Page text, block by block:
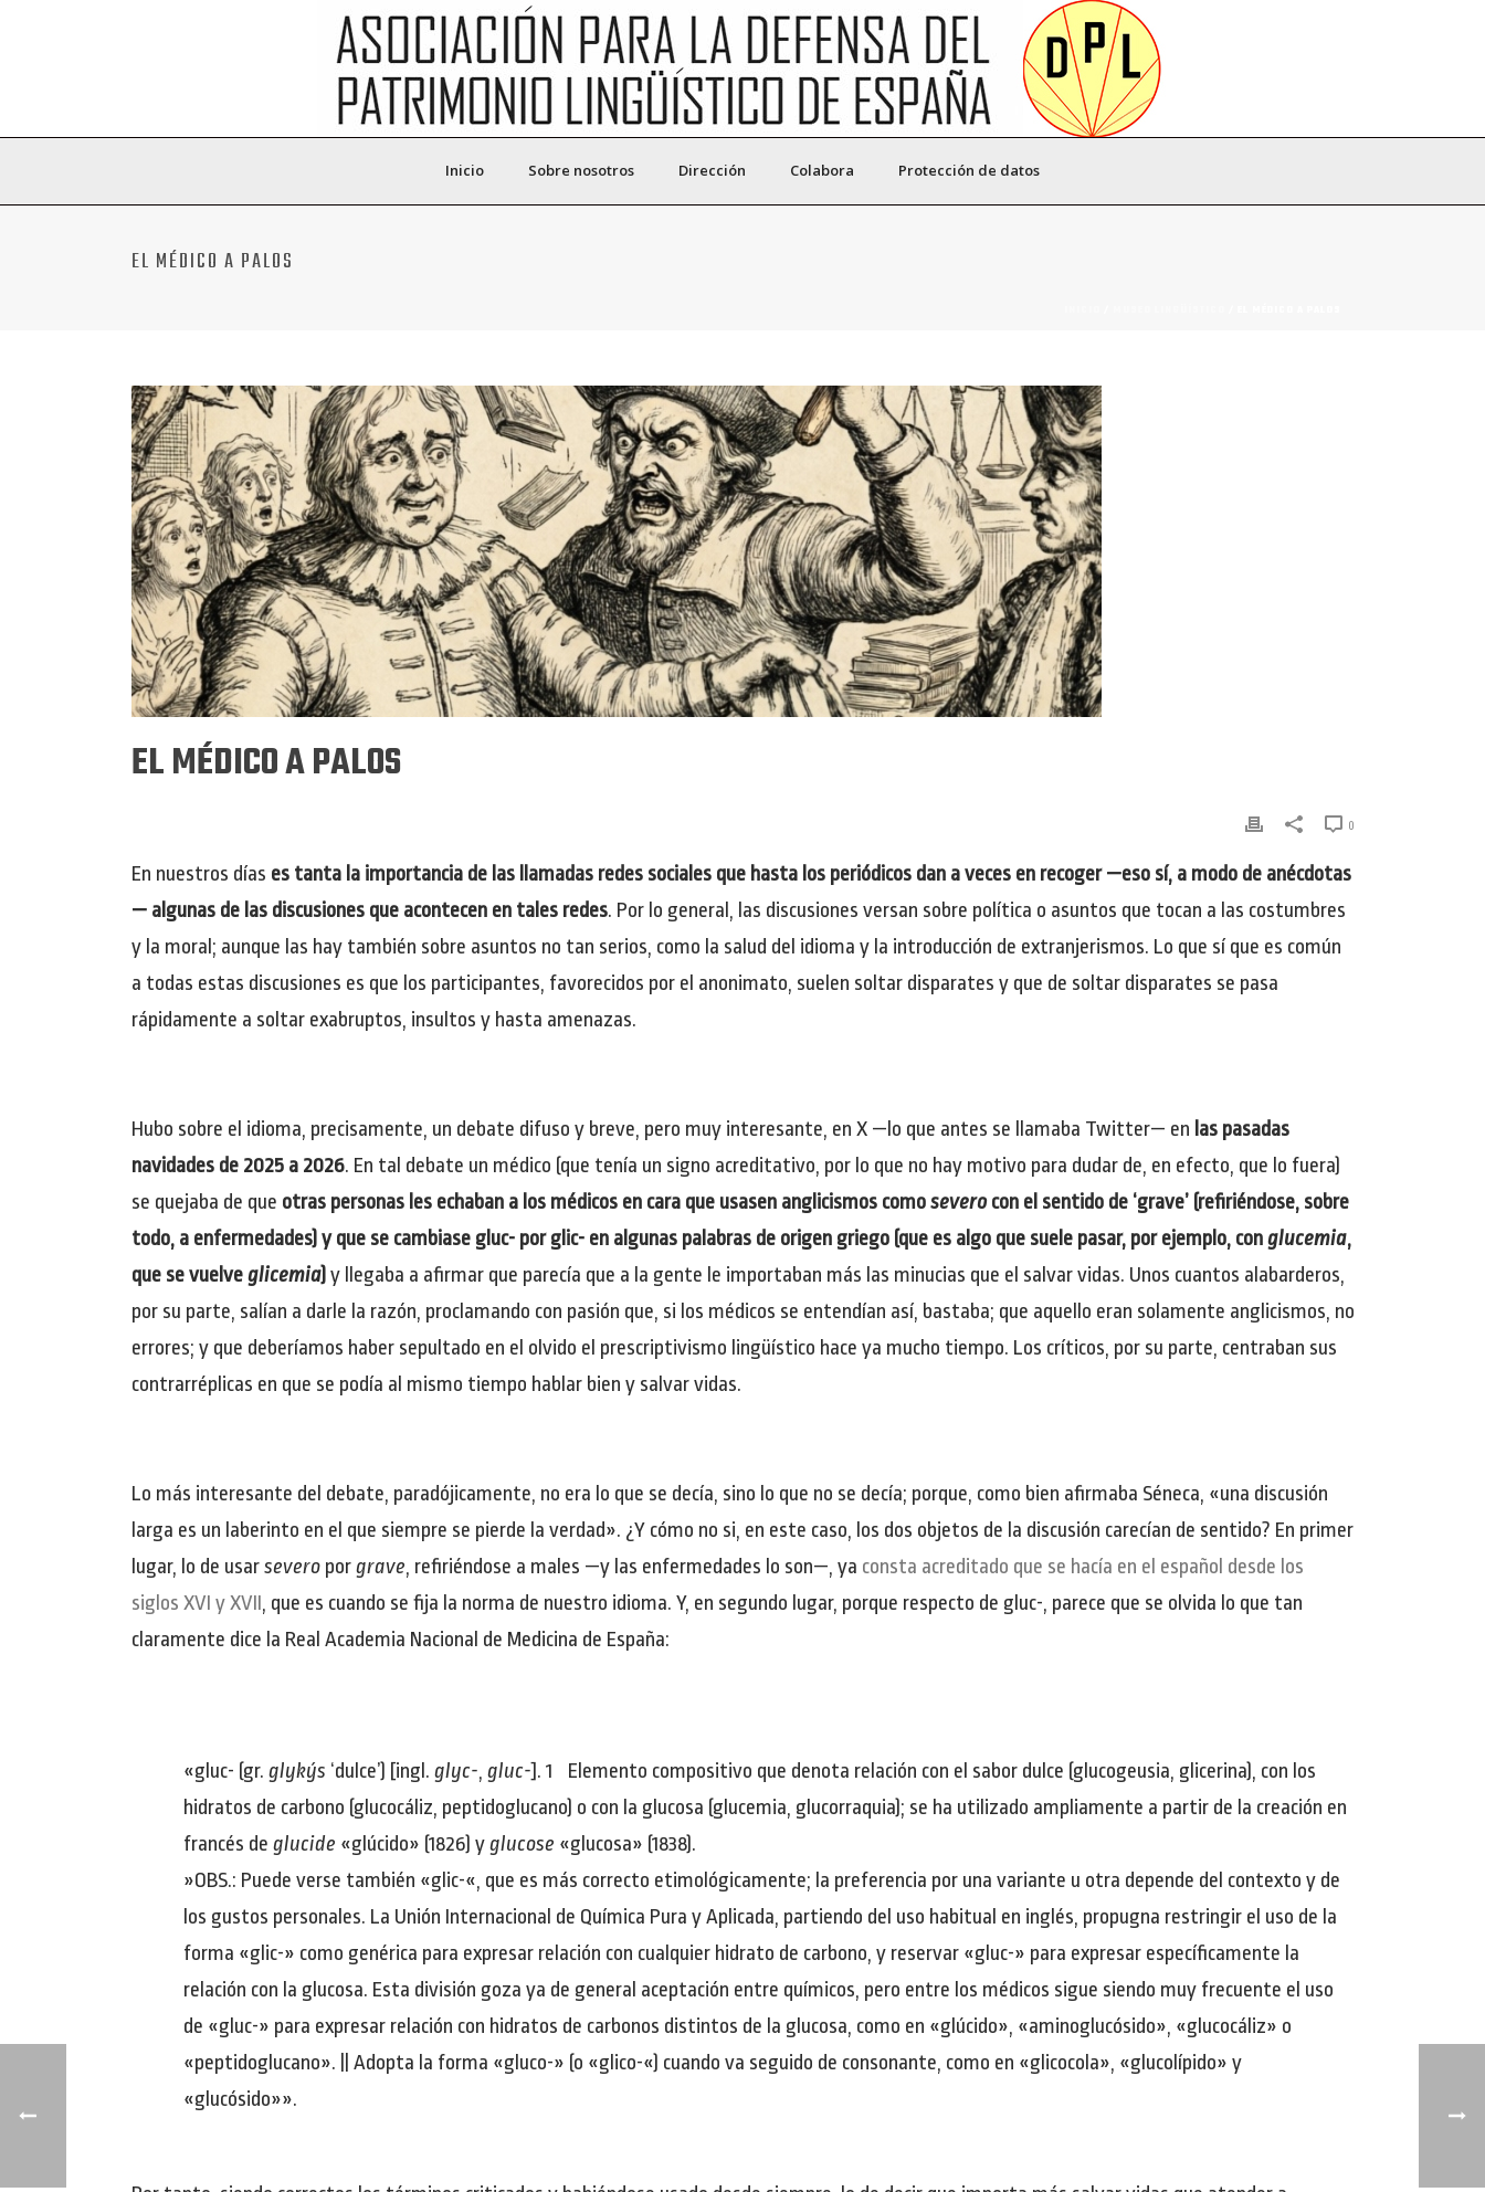
Inicio Sobre nosotros Dirección Colabora Protección de datos
EL MÉDICO A PALOS
EL MÉDICO A PALOS
0
En nuestros días es tanta la importancia de las llamadas redes sociales que hasta los periódicos dan a veces en recoger —eso sí, a modo de anécdotas
— algunas de las discusiones que acontecen en tales redes. Por lo general, las discusiones versan sobre política o asuntos que tocan a las costumbres
y la moral; aunque las hay también sobre asuntos no tan serios, como la salud del idioma y la introducción de extranjerismos. Lo que sí que es común
a todas estas discusiones es que los participantes, favorecidos por el anonimato, suelen soltar disparates y que de soltar disparates se pasa
rápidamente a soltar exabruptos, insultos y hasta amenazas.
Hubo sobre el idioma, precisamente, un debate difuso y breve, pero muy interesante, en X —lo que antes se llamaba Twitter— en las pasadas
navidades de 2025 a 2026. En tal debate un médico (que tenía un signo acreditativo, por lo que no hay motivo para dudar de, en efecto, que lo fuera)
se quejaba de que otras personas les echaban a los médicos en cara que usasen anglicismos comoseverocon el sentido de ‘grave’ (refiriéndose, sobre
todo, a enfermedades) y que se cambiase gluc- por glic- en algunas palabras de origen griego (que es algo que suele pasar, por ejemplo, conglucemia,
que se vuelveglicemia)y llegaba a afirmar que parecía que a la gente le importaban más las minucias que el salvar vidas. Unos cuantos alabarderos,
por su parte, salían a darle la razón, proclamando con pasión que, si los médicos se entendían así, bastaba; que aquello eran solamente anglicismos, no
errores; y que deberíamos haber sepultado en el olvido el prescriptivismo lingüístico hace ya mucho tiempo. Los críticos, por su parte, centraban sus
contrarréplicas en que se podía al mismo tiempo hablar bien y salvar vidas.
Lo más interesante del debate, paradójicamente, no era lo que se decía, sino lo que no se decía; porque, como bien afirmaba Séneca, «una discusión
larga es un laberinto en el que siempre se pierde la verdad». ¿Y cómo no si, en este caso, los dos objetos de la discusión carecían de sentido? En primer
lugar, lo de usarseveroporgrave, refiriéndose a males —y las enfermedades lo son—, ya consta acreditado que se hacía en el español desde los
siglos XVI y XVII, que es cuando se fija la norma de nuestro idioma. Y, en segundo lugar, porque respecto de gluc-, parece que se olvida lo que tan
claramente dice la Real Academia Nacional de Medicina de España:
«gluc- (gr. glykýs ‘dulce’) [ingl. glyc-, gluc-]. 1 Elemento compositivo que denota relación con el sabor dulce (glucogeusia, glicerina), con los
hidratos de carbono (glucocáliz, peptidoglucano) o con la glucosa (glucemia, glucorraquia); se ha utilizado ampliamente a partir de la creación en
francés de glucide «glúcido» (1826) yglucose «glucosa» (1838).
»OBS.: Puede verse también «glic-«, que es más correcto etimológicamente; la preferencia por una variante u otra depende del contexto y de
los gustos personales. La Unión Internacional de Química Pura y Aplicada, partiendo del uso habitual en inglés, propugna restringir el uso de la
forma «glic-» como genérica para expresar relación con cualquier hidrato de carbono, y reservar «gluc-» para expresar específicamente la
relación con la glucosa. Esta división goza ya de general aceptación entre químicos, pero entre los médicos sigue siendo muy frecuente el uso
de «gluc-» para expresar relación con hidratos de carbonos distintos de la glucosa, como en «glúcido», «aminoglucósido», «glucocáliz» o
«peptidoglucano». || Adopta la forma «gluco-» (o «glico-«) cuando va seguido de consonante, como en «glicocola», «glucolípido» y
«glucósido»».